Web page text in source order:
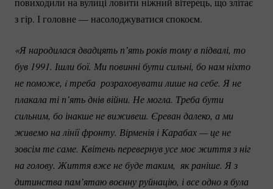
з гір. І головне — насолоджуватися спокоєм.
«Я народилася двадцять п’ять років тому в підвалі, то
був 1991. Ішли бої. Ми повинні бути сильні, бо нам ніхто
не поможе, i треба  розраховувати лише на себе. Я не
плакала ті п’ять днів війни. Не могла. Треба бути
сильним, бо інакше не виживеш. Єреван далеко, а ми
живемо на лінії фронту. Вірменія і Карабах — це не
зовсім те саме. Квітень перевернув усе моє життя з ніг
на голову. Життя вже не буде таким,  як раніше. Я з
дитинства пам’ятаю воєнну руйнацію, і все одно я була